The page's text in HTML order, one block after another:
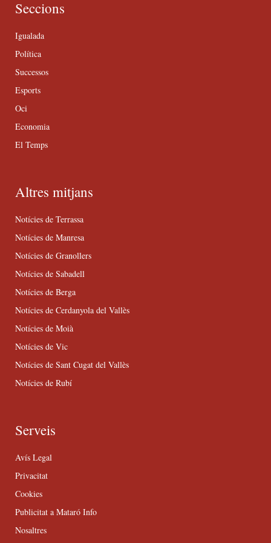
Seccions
Igualada
Política
Successos
Esports
Oci
Economia
El Temps
Altres mitjans
Notícies de Terrassa
Notícies de Manresa
Notícies de Granollers
Notícies de Sabadell
Notícies de Berga
Notícies de Cerdanyola del Vallès
Notícies de Moià
Notícies de Vic
Notícies de Sant Cugat del Vallès
Notícies de Rubí
Serveis
Avís Legal
Privacitat
Cookies
Publicitat a Mataró Info
Nosaltres